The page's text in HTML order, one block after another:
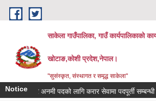
Skip to main content
साकेला गाउँपालिका, गाउँ कार्यपालिकाको
खोटाङ,कोशी प्रदेश,नेपाल।
"सुसंस्कृत, संस्थागत र समृद्ध साकेला"
Notice
अहेव र अनमी पदको लागि करार सेवामा पदपूर्ती सम्बन्धी